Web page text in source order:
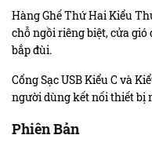
Hàng Ghế Thứ Hai Kiểu
chỗ ngồi riêng biệt, cửa
bắp đùi.
Cổng Sạc USB Kiểu C và
người dùng kết nối thiết bị
Phiên Bản